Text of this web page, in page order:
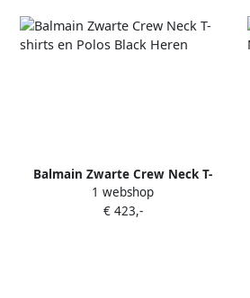
Balmain Zwarte Crew Neck T-
shirts en Polos Black Heren
1 webshop
€ 423,-